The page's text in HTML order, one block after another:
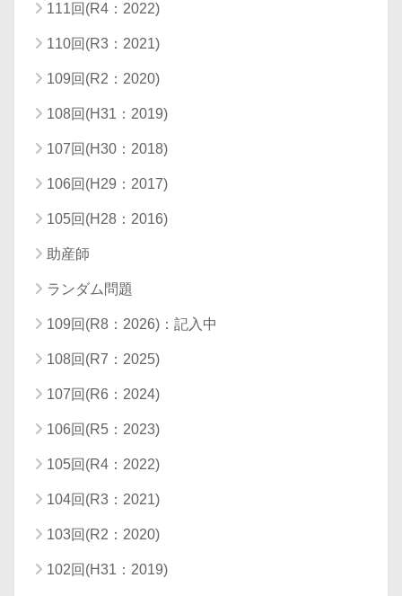
111回(R4：2022)
110回(R3：2021)
109回(R2：2020)
108回(H31：2019)
107回(H30：2018)
106回(H29：2017)
105回(H28：2016)
助産師
ランダム問題
109回(R8：2026)：記入中
108回(R7：2025)
107回(R6：2024)
106回(R5：2023)
105回(R4：2022)
104回(R3：2021)
103回(R2：2020)
102回(H31：2019)